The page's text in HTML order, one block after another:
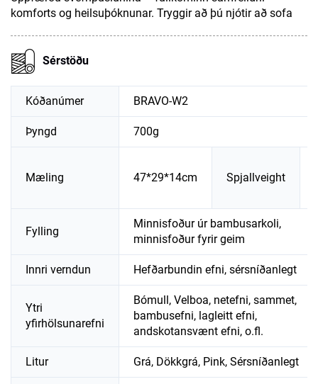
komforts og heilsuþóknunar. Tryggir að þú njótir að sofa
Sérstöðu
Kóðanúmer BRAVO-W2
Þyngd 700g
Mæling 47*29*14cm Spjallveight
Fylling
Minnisfoður úr bambusarkoli,
minnisfoður fyrir geim
Innri verndun Hefðarbundin efni, sérsníðanlegt
Ytri
yfirhölsunarefni
Bómull, Velboa, netefni, sammet,
bambusefni, lagleitt efni,
andskotansvænt efni, o.fl.
Litur Grá, Dökkgrá, Pink, Sérsníðanlegt